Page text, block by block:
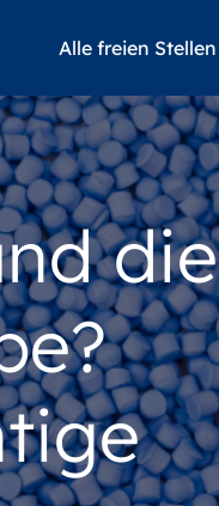
Alle freien Stellen
die